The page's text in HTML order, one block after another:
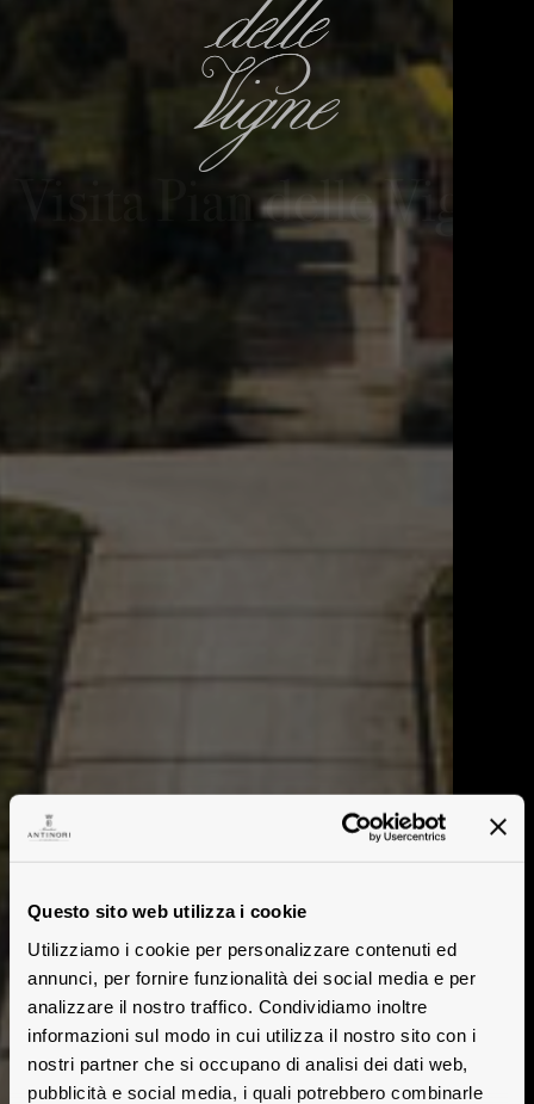
Questo sito web utilizza i cookie
Utilizziamo i cookie per personalizzare contenuti ed
annunci, per fornire funzionalità dei social media e per
analizzare il nostro traffico. Condividiamo inoltre
informazioni sul modo in cui utilizza il nostro sito con i
nostri partner che si occupano di analisi dei dati web,
pubblicità e social media, i quali potrebbero combinarle
Visita Pian delle Vigne